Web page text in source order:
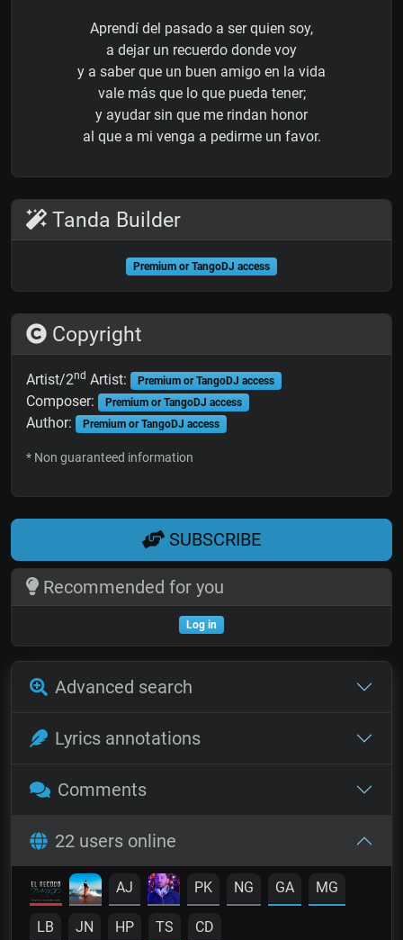
Aprendí del pasado a ser quien soy,
a dejar un recuerdo donde voy
y a saber que un buen amigo en la vida
vale más que lo que pueda tener;
y ayudar sin que me rindan honor
al que a mi venga a pedirme un favor.
Tanda Builder
Premium or TangoDJ access
Copyright
Artist/2nd Artist: Premium or TangoDJ access
Composer: Premium or TangoDJ access
Author: Premium or TangoDJ access
* Non guaranteed information
SUBSCRIBE
Recommended for you
Log in
Advanced search
Lyrics annotations
Comments
22 users online
AJ PK NG GA MG
LB JN HP TS CD